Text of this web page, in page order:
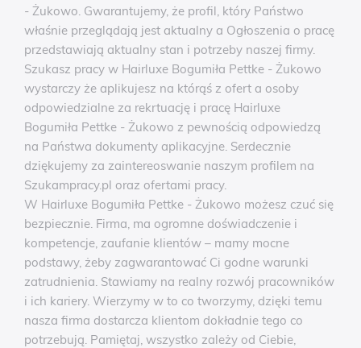
- Żukowo. Gwarantujemy, że profil, który Państwo
właśnie przeglądają jest aktualny a Ogłoszenia o pracę
przedstawiają aktualny stan i potrzeby naszej firmy.
Szukasz pracy w Hairluxe Bogumiła Pettke - Żukowo
wystarczy że aplikujesz na którąś z ofert a osoby
odpowiedzialne za rekrtuację i pracę Hairluxe
Bogumiła Pettke - Żukowo z pewnością odpowiedzą
na Państwa dokumenty aplikacyjne. Serdecznie
dziękujemy za zaintereoswanie naszym profilem na
Szukampracy.pl oraz ofertami pracy.
W Hairluxe Bogumiła Pettke - Żukowo możesz czuć się
bezpiecznie. Firma, ma ogromne doświadczenie i
kompetencje, zaufanie klientów – mamy mocne
podstawy, żeby zagwarantować Ci godne warunki
zatrudnienia. Stawiamy na realny rozwój pracowników
i ich kariery. Wierzymy w to co tworzymy, dzięki temu
nasza firma dostarcza klientom dokładnie tego co
potrzebują. Pamiętaj, wszystko zależy od Ciebie,